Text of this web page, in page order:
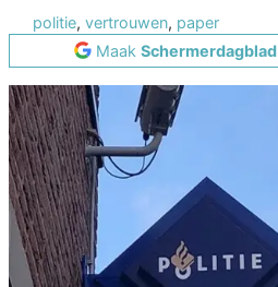
politie, vertrouwen, paper
Maak Schermerdagblad